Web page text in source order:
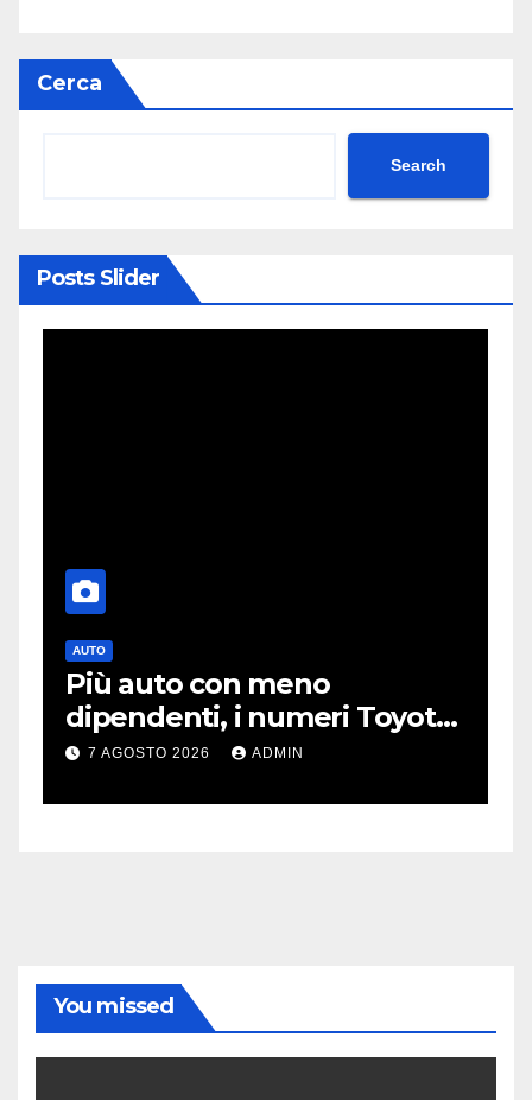
Cerca
Search
Posts Slider
AUTO
Più auto con meno
dipendenti, i numeri Toyota
che “scuotono” Volkswagen
7 AGOSTO 2026 ADMIN
You missed